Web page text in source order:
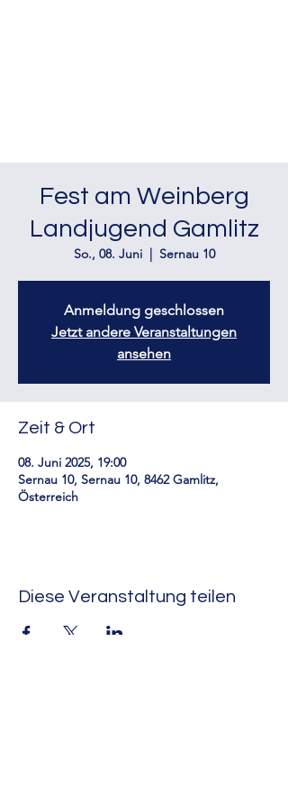
Fest am Weinberg
Landjugend Gamlitz
So., 08. Juni
  |
Sernau 10
Anmeldung geschlossen
Jetzt andere Veranstaltungen
ansehen
Zeit & Ort
08. Juni 2025, 19:00
Sernau 10, Sernau 10, 8462 Gamlitz,
Österreich
Diese Veranstaltung teilen